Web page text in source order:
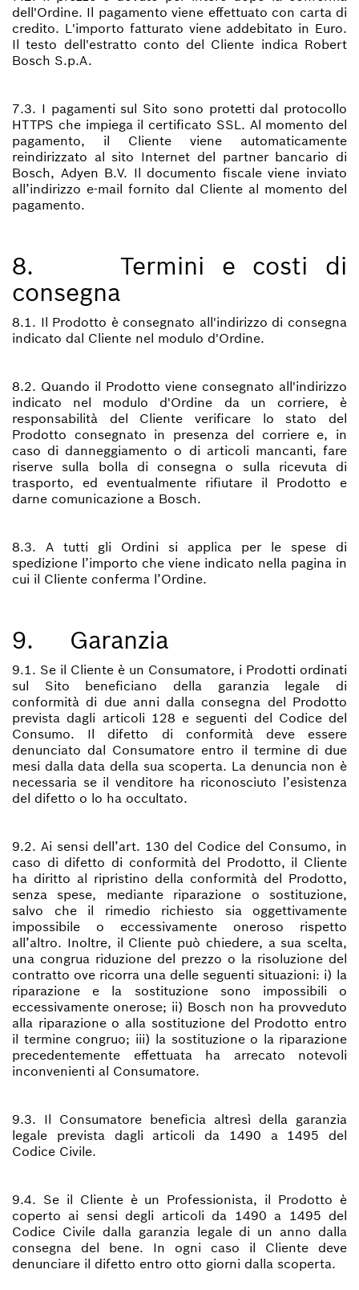
dell'Ordine. Il pagamento viene effettuato con carta di
credito. L'importo fatturato viene addebitato in Euro.
Il testo dell'estratto conto del Cliente indica Robert
Bosch S.p.A.
7.3. I pagamenti sul Sito sono protetti dal protocollo
HTTPS che impiega il certificato SSL. Al momento del
pagamento, il Cliente viene automaticamente
reindirizzato al sito Internet del partner bancario di
Bosch, Adyen B.V. Il documento fiscale viene inviato
all’indirizzo e-mail fornito dal Cliente al momento del
pagamento.
8. Termini e costi di
consegna
8.1. Il Prodotto è consegnato all'indirizzo di consegna
indicato dal Cliente nel modulo d'Ordine.
8.2. Quando il Prodotto viene consegnato all'indirizzo
indicato nel modulo d'Ordine da un corriere, è
responsabilità del Cliente verificare lo stato del
Prodotto consegnato in presenza del corriere e, in
caso di danneggiamento o di articoli mancanti, fare
riserve sulla bolla di consegna o sulla ricevuta di
trasporto, ed eventualmente rifiutare il Prodotto e
darne comunicazione a Bosch.
8.3. A tutti gli Ordini si applica per le spese di
spedizione l’importo che viene indicato nella pagina in
cui il Cliente conferma l’Ordine.
9. Garanzia
9.1. Se il Cliente è un Consumatore, i Prodotti ordinati
sul Sito beneficiano della garanzia legale di
conformità di due anni dalla consegna del Prodotto
prevista dagli articoli 128 e seguenti del Codice del
Consumo. Il difetto di conformità deve essere
denunciato dal Consumatore entro il termine di due
mesi dalla data della sua scoperta. La denuncia non è
necessaria se il venditore ha riconosciuto l’esistenza
del difetto o lo ha occultato.
9.2. Ai sensi dell’art. 130 del Codice del Consumo, in
caso di difetto di conformità del Prodotto, il Cliente
ha diritto al ripristino della conformità del Prodotto,
senza spese, mediante riparazione o sostituzione,
salvo che il rimedio richiesto sia oggettivamente
impossibile o eccessivamente oneroso rispetto
all’altro. Inoltre, il Cliente può chiedere, a sua scelta,
una congrua riduzione del prezzo o la risoluzione del
contratto ove ricorra una delle seguenti situazioni: i) la
riparazione e la sostituzione sono impossibili o
eccessivamente onerose; ii) Bosch non ha provveduto
alla riparazione o alla sostituzione del Prodotto entro
il termine congruo; iii) la sostituzione o la riparazione
precedentemente effettuata ha arrecato notevoli
inconvenienti al Consumatore.
9.3. Il Consumatore beneficia altresì della garanzia
legale prevista dagli articoli da 1490 a 1495 del
Codice Civile.
9.4. Se il Cliente è un Professionista, il Prodotto è
coperto ai sensi degli articoli da 1490 a 1495 del
Codice Civile dalla garanzia legale di un anno dalla
consegna del bene. In ogni caso il Cliente deve
denunciare il difetto entro otto giorni dalla scoperta.